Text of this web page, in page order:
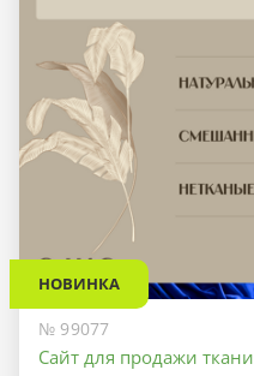
НОВИНКА
№ 99077
Сайт для продажи ткани